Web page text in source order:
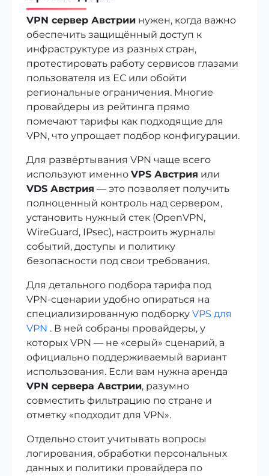
VPN сервер Австрии нужен, когда важно
обеспечить защищённый доступ к
инфраструктуре из разных стран,
протестировать работу сервисов глазами
пользователя из ЕС или обойти
региональные ограничения. Многие
провайдеры из рейтинга прямо
помечают тарифы как подходящие для
VPN, что упрощает подбор конфигурации.
Для развёртывания VPN чаще всего
используют именно VPS Австрия или
VDS Австрия — это позволяет получить
полноценный контроль над сервером,
установить нужный стек (OpenVPN,
WireGuard, IPsec), настроить журналы
событий, доступы и политику
безопасности под свои требования.
Для детального подбора тарифа под
VPN‑сценарии удобно опираться на
специализированную подборку VPS для
VPN . В ней собраны провайдеры, у
которых VPN — не «серый» сценарий, а
официально поддерживаемый вариант
использования. Если вам нужна аренда
VPN сервера Австрии, разумно
совместить фильтрацию по стране и
отметку «подходит для VPN».
Отдельно стоит учитывать вопросы
логирования, обработки персональных
данных и политики провайдера по